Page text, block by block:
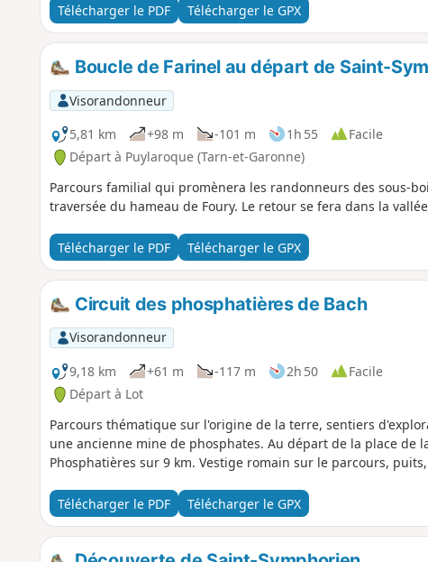
Télécharger le PDF Télécharger le GPX
Boucle de Farinel au départ de Saint-
Visorandonneur
5,81 km
+98 m -101 m 1h 55
Facile
Départ à Puylaroque (Tarn-et-Garonne)
Parcours familial qui promènera les randonneurs des sous-
traversée du hameau de Foury. Le retour se fera dans la
Télécharger le PDF Télécharger le GPX
Circuit des phosphatières de Bach
Visorandonneur
9,18 km
+61 m -117 m 2h 50
Facile
Départ à Lot
Parcours thématique sur l'origine de la terre, sentiers
une ancienne mine de phosphates. Au départ de la place de
Phosphatières sur 9 km. Vestige romain sur le parcours,
Télécharger le PDF Télécharger le GPX